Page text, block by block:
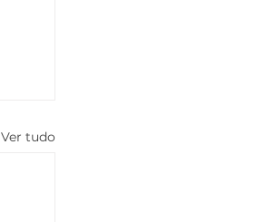
Ver tudo